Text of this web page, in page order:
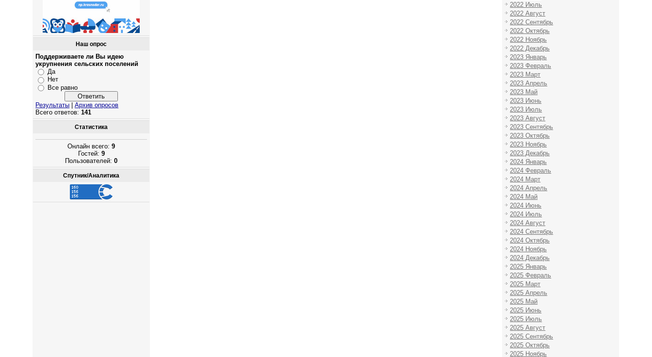
Наш опрос
Поддерживаете ли Вы идею
укрупнения сельских поселений
Да
Нет
Все равно
Результаты |Архив опросов
Всего ответов:141
Статистика
Онлайн всего:9
Гостей: 9
Пользователей:0
Спутник/Аналитика
2022 Июль
2022 Август
2022 Сентябрь
2022 Октябрь
2022 Ноябрь
2022 Декабрь
2023 Январь
2023 Февраль
2023 Март
2023 Апрель
2023 Май
2023 Июнь
2023 Июль
2023 Август
2023 Сентябрь
2023 Октябрь
2023 Ноябрь
2023 Декабрь
2024 Январь
2024 Февраль
2024 Март
2024 Апрель
2024 Май
2024 Июнь
2024 Июль
2024 Август
2024 Сентябрь
2024 Октябрь
2024 Ноябрь
2024 Декабрь
2025 Январь
2025 Февраль
2025 Март
2025 Апрель
2025 Май
2025 Июнь
2025 Июль
2025 Август
2025 Сентябрь
2025 Октябрь
2025 Ноябрь